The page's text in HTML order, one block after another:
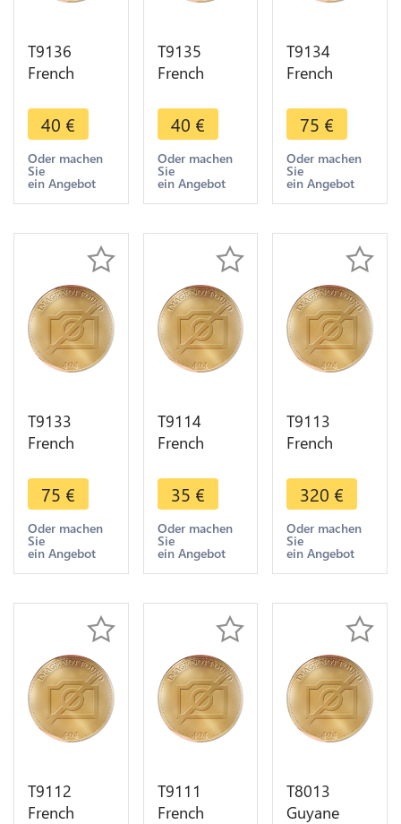
T9136
French
Guyana 10
Centimes
Louis
Philippe
1827 H La
40 €
Oder machen
Sie
ein Angebot
T9135
French
Guyana 10
Centimes
Louis
Philippe
1828 A
40 €
Oder machen
Sie
ein Angebot
T9134
French
Guyana 10
Centimes
Louis
Philippe
1841 AU !!!
75 €
Oder machen
Sie
ein Angebot
T9133
French
Guyana 10
Centimes
Louis
Philippe
1841 AU !!!
75 €
Oder machen
Sie
ein Angebot
T9114
French
Guyana
Guadeloupe
5 Centimes
Charles X
1823 La
35 €
Oder machen
Sie
ein Angebot
T9113
French
Guyana 5
Centimes
Charles X
1828 A
Paris SUP !!
320 €
Oder machen
Sie
ein Angebot
T9112
French
T9111
French
T8013
Guyane